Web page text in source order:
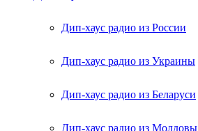
Дип-хаус радио из России
Дип-хаус радио из Украины
Дип-хаус радио из Беларуси
Дип-хаус радио из Молдовы